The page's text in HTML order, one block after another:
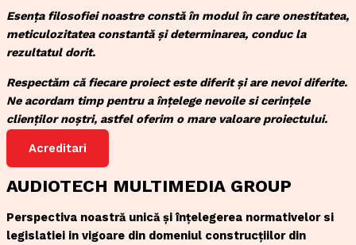
Esența filosofiei noastre constă în modul în care onestitatea,
meticulozitatea constantă și determinarea, conduc la
rezultatul dorit.
Respectăm că fiecare proiect este diferit și are nevoi diferite.
Ne acordam timp pentru a înțelege nevoile si cerințele
clienților noștri, astfel oferim o mare valoare proiectului.
Acreditari
AUDIOTECH MULTIMEDIA GROUP
Perspectiva noastră unică și înțelegerea normativelor si
legislatiei in vigoare din domeniul construcțiilor din